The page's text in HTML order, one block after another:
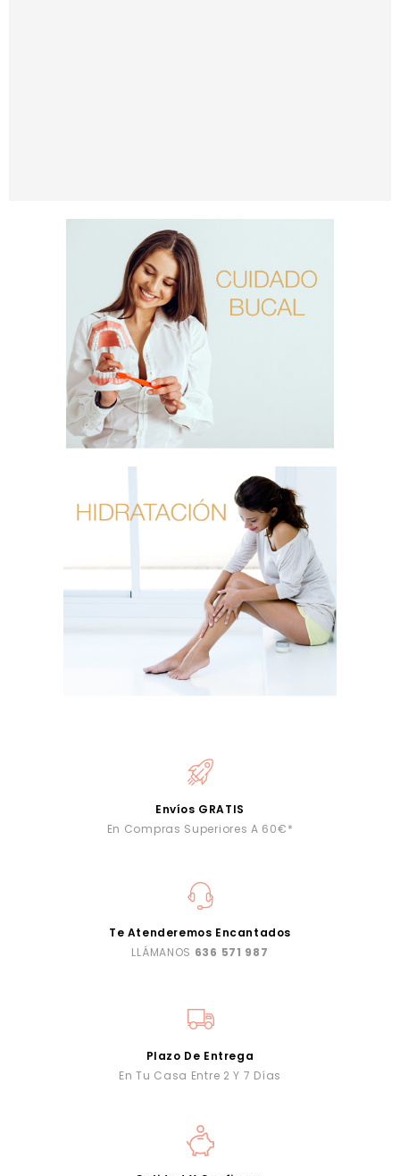
Envíos GRATIS
En Compras Superiores A 60€*
Te Atenderemos Encantados
LLÁMANOS 636 571 987
Plazo De Entrega
En Tu Casa Entre 2 Y 7 Días